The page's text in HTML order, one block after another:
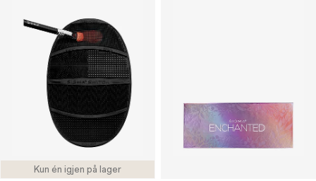
Kun én igjen på lager